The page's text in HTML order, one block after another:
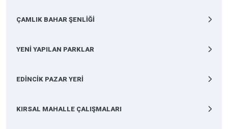
ÇAMLIK BAHAR ŞENLİĞİ
YENİ YAPILAN PARKLAR
EDİNCİK PAZAR YERİ
KIRSAL MAHALLE ÇALIŞMALARI